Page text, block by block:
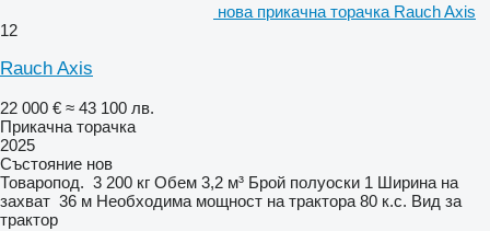
нова прикачна торачка Rauch Axis
12
Rauch Axis
22 000 € ≈ 43 100 лв.
Прикачна торачка
2025
Състояние нов
Товаропод. 3 200 кг Обем 3,2 м³ Брой полуоски 1 Ширина на
захват 36 м Необходима мощност на трактора 80 к.с. Вид за
трактор